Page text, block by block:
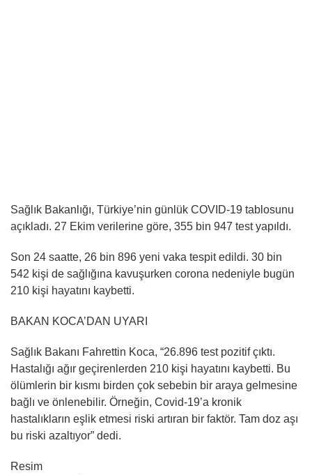
Sağlık Bakanlığı, Türkiye’nin günlük COVID-19 tablosunu
açıkladı. 27 Ekim verilerine göre, 355 bin 947 test yapıldı.
Son 24 saatte, 26 bin 896 yeni vaka tespit edildi. 30 bin
542 kişi de sağlığına kavuşurken corona nedeniyle bugün
210 kişi hayatını kaybetti.
BAKAN KOCA’DAN UYARI
Sağlık Bakanı Fahrettin Koca, “26.896 test pozitif çıktı.
Hastalığı ağır geçirenlerden 210 kişi hayatını kaybetti. Bu
ölümlerin bir kısmı birden çok sebebin bir araya gelmesine
bağlı ve önlenebilir. Örneğin, Covid-19’a kronik
hastalıkların eşlik etmesi riski artıran bir faktör. Tam doz aşı
bu riski azaltıyor” dedi.
Resim